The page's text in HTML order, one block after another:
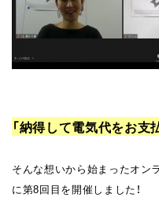
「納得して電気代をお支
そんな想いから始まったオン
に第8回目を開催しました！